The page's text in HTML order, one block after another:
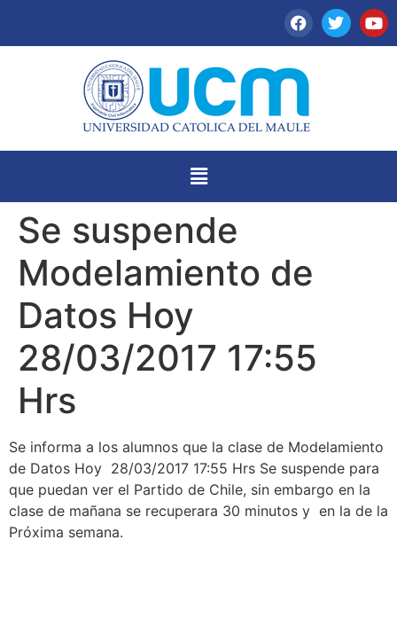
Se suspende
Modelamiento de
Datos Hoy
28/03/2017 17:55
Hrs
Se informa a los alumnos que la clase de Modelamiento
de Datos Hoy 28/03/2017 17:55 Hrs Se suspende para
que puedan ver el Partido de Chile, sin embargo en la
clase de mañana se recuperara 30 minutos y en la de la
Próxima semana.